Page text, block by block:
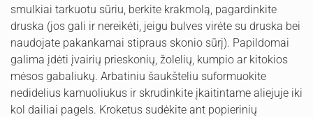
smulkiai tarkuotu sūriu, berkite krakmolą, pagardinkite
druska (jos gali ir nereikėti, jeigu bulves virėte su druska bei
naudojate pakankamai stipraus skonio sūrį). Papildomai
galima įdėti įvairių prieskonių, žolelių, kumpio ar kitokios
mėsos gabaliukų. Arbatiniu šaukšteliu suformuokite
nedidelius kamuoliukus ir skrudinkite įkaitintame aliejuje iki
kol dailiai pagels. Kroketus sudėkite ant popierinių